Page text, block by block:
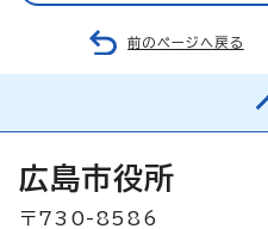
前のページへ戻る
広島市役所
〒730-8586